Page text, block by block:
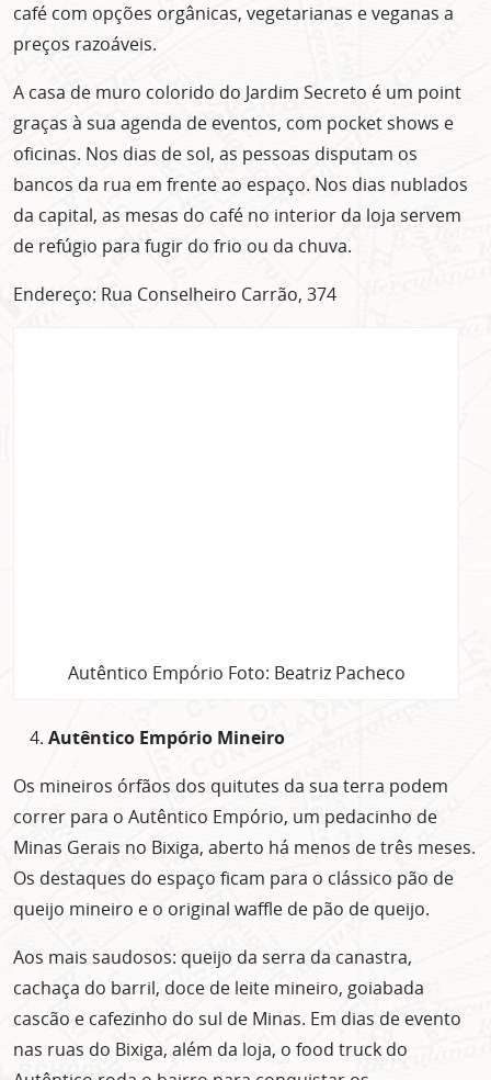
café com opções orgânicas, vegetarianas e veganas a
preços razoáveis.
A casa de muro colorido do Jardim Secreto é um point
graças à sua agenda de eventos, com pocket shows e
oficinas. Nos dias de sol, as pessoas disputam os
bancos da rua em frente ao espaço. Nos dias nublados
da capital, as mesas do café no interior da loja servem
de refúgio para fugir do frio ou da chuva.
Endereço: Rua Conselheiro Carrão, 374
Autêntico Empório Foto: Beatriz Pacheco
Autêntico Empório Mineiro
Os mineiros órfãos dos quitutes da sua terra podem
correr para o Autêntico Empório, um pedacinho de
Minas Gerais no Bixiga, aberto há menos de três meses.
Os destaques do espaço ficam para o clássico pão de
queijo mineiro e o original waffle de pão de queijo.
Aos mais saudosos: queijo da serra da canastra,
cachaça do barril, doce de leite mineiro, goiabada
cascão e cafezinho do sul de Minas. Em dias de evento
nas ruas do Bixiga, além da loja, o food truck do